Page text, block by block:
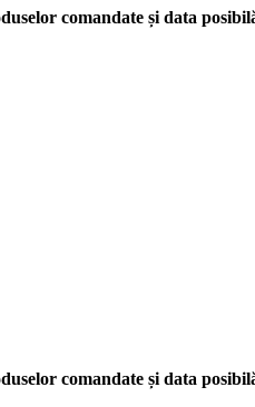
comandate și data
comandate și data